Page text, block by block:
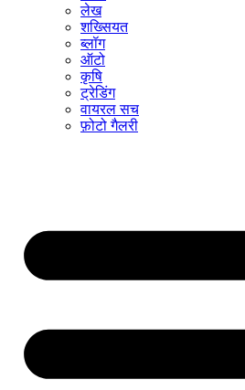
लेख
शख्सियत
ब्लॉग
ऑटो
कृषि
ट्रेडिंग
वायरल सच
फ़ोटो गैलरी